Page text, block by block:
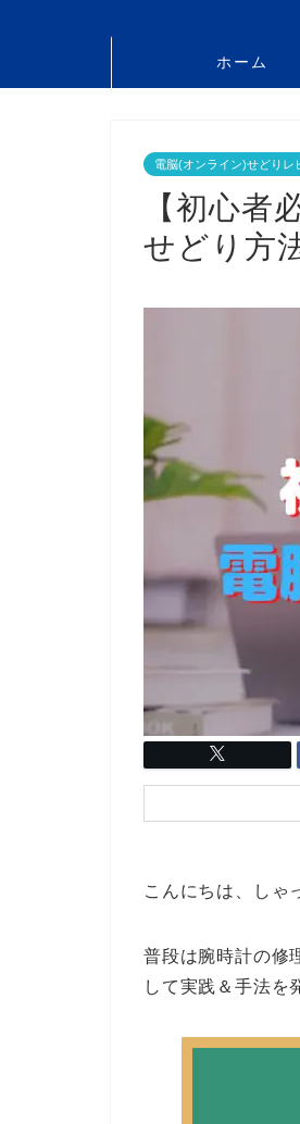
ホーム
電脳(オンライン)せどりレ
【初心者
せどり方
こんにちは、しゃ
普段は腕時計の修
して実践＆手法を